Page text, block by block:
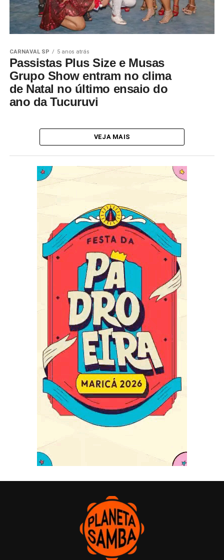
CARNAVAL SP 5 anos atrás
Passistas Plus Size e Musas
Grupo Show entram no clima
de Natal no último ensaio do
ano da Tucuruvi
VEJA MAIS